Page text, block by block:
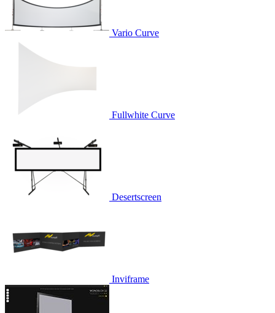
Vario Curve
Fullwhite Curve
Desertscreen
Inviframe